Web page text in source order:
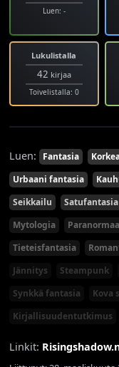
Luen: -
Lukulistalla
42 kirjaa
Toivelistalla: 0
Luen: Fantasia
Urbaani fantasia
Seikkailu
Satufantasia
Mytologia
Tieteisfantasia
Jännitys
Steampunk
Synkkä fantasia
Kova
Kirjallisuudentutkimus
Linkit: